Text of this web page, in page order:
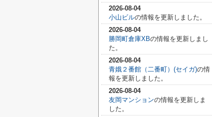
2026-08-04
小山ビルの情報を更新しました。
2026-08-04
勝岡町倉庫XBの情報を更新しまし
た。
2026-08-04
青娥２番館（二番町）(セイガ)の情
報を更新しました。
2026-08-04
友岡マンションの情報を更新しま
した。